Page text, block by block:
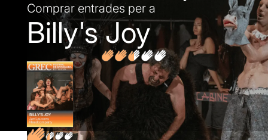
Comprar entrades per a
Billy's Joy